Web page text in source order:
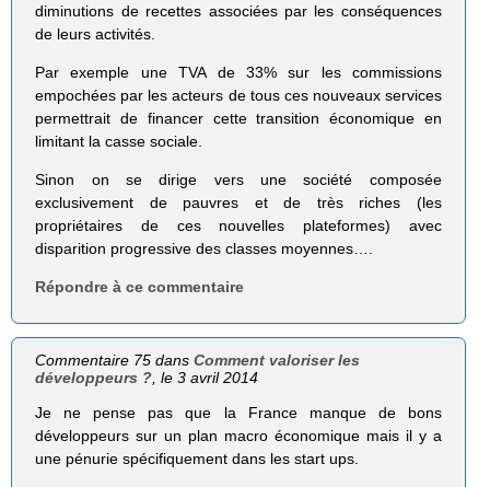
diminutions de recettes associées par les conséquences
de leurs activités.
Par exemple une TVA de 33% sur les commissions
empochées par les acteurs de tous ces nouveaux services
permettrait de financer cette transition économique en
limitant la casse sociale.
Sinon on se dirige vers une société composée
exclusivement de pauvres et de très riches (les
propriétaires de ces nouvelles plateformes) avec
disparition progressive des classes moyennes….
Répondre à ce commentaire
Commentaire 75 dansComment valoriser les
développeurs ? , le 3 avril 2014
Je ne pense pas que la France manque de bons
développeurs sur un plan macro économique mais il y a
une pénurie spécifiquement dans les start ups.